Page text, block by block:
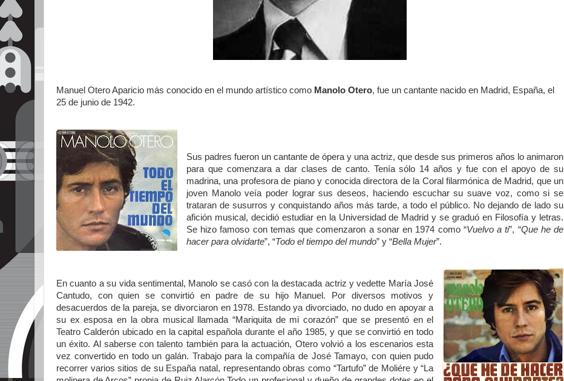
Manuel Otero Aparicio más conocido en el mundo artístico como Manolo Otero, fue un cantante nacido en Madrid, España, el
25 de junio de 1942.
Sus padres fueron un cantante de ópera y una actriz, que desde sus primeros años lo animaron
para que comenzara a dar clases de canto. Tenía sólo 14 años y fue con el apoyo de su
madrina, una profesora de piano y conocida directora de la Coral filarmónica de Madrid, que un
joven Manolo veía poder lograr sus deseos, haciendo escuchar su suave voz, como si se
trataran de susurros y conquistando años más tarde, a todo el público. No dejando de lado su
afición musical, decidió estudiar en la Universidad de Madrid y se graduó en Filosofía y letras.
Se hizo famoso con temas que comenzaron a sonar en 1974 como “Vuelvo a ti”, “Que he de
hacer para olvidarte”, “Todo el tiempo del mundo” y “Bella Mujer”.
En cuanto a su vida sentimental, Manolo se casó con la destacada actriz y vedette María José
Cantudo, con quien se convirtió en padre de su hijo Manuel. Por diversos motivos y
desacuerdos de la pareja, se divorciaron en 1978. Estando ya divorciado, no dudo en apoyar a
su ex esposa en la obra musical llamada “Mariquita de mi corazón” que se presentó en el
Teatro Calderón ubicado en la capital española durante el año 1985, y que se convirtió en todo
un éxito. Al saberse con talento también para la actuación, Otero volvió a los escenarios esta
vez convertido en todo un galán. Trabajo para la compañía de José Tamayo, con quien pudo
recorrer varios sitios de su España natal, representando obras como “Tartufo” de Moliére y “La